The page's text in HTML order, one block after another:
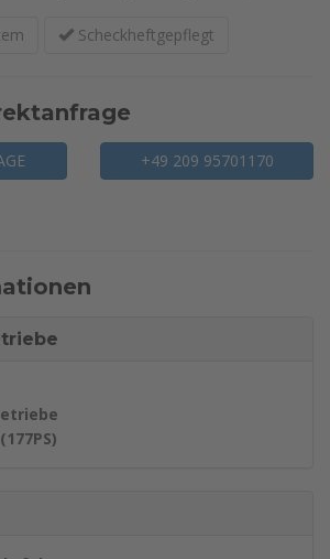
Scheckheftgepflegt
+49 209 95701170